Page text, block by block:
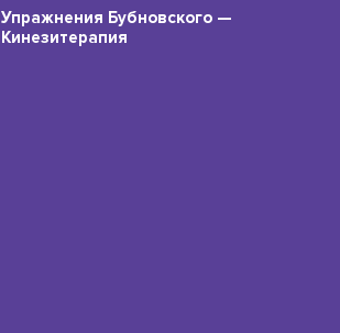
Упражнения Бубновского —
Кинезитерапия